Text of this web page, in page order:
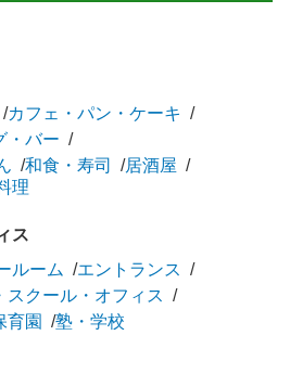
カフェ・パン・ケーキ
・バー
和食・寿司
居酒屋
理
ス
ルーム
エントランス
スクール・オフィス
育園 塾・学校